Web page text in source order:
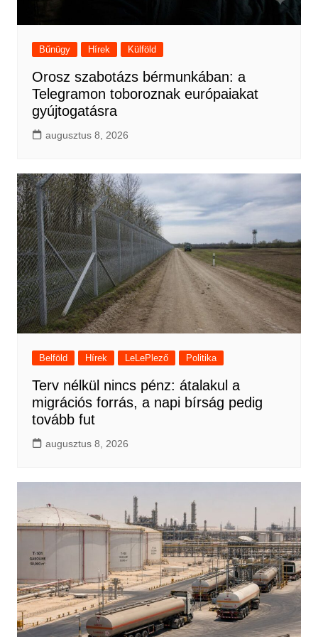
Bűnügy Hírek Külföld
Orosz szabotázs bérmunkában: a
Telegramon toboroznak európaiakat
gyújtogatásra
augusztus 8, 2026
Belföld Hírek LeLePlező Politika
Terv nélkül nincs pénz: átalakul a
migrációs forrás, a napi bírság pedig
tovább fut
augusztus 8, 2026